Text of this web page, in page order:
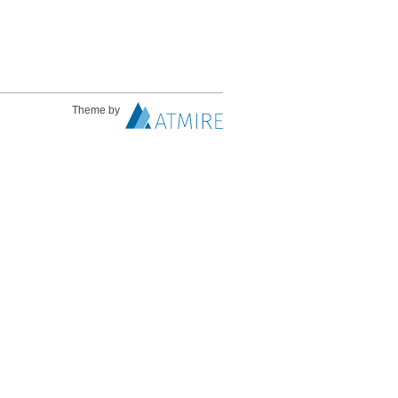
Theme by